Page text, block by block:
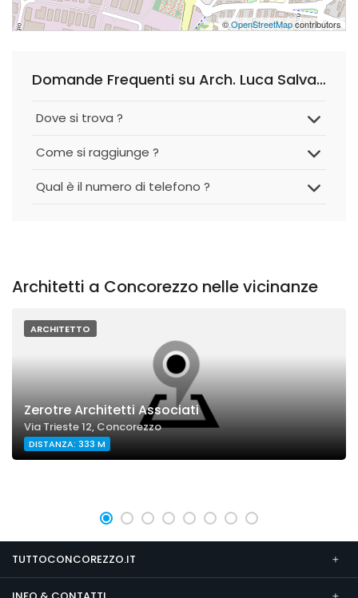
©OpenStreetMapcontributors
Domande Frequenti su Arch. Luca Salvatore
Dove si trova ?
Come si raggiunge ?
Qual è il numero di telefono ?
Architetti a Concorezzo nelle vicinanze
ARCHITETTO
Zerotre Architetti Associati
Via Trieste 12, Concorezzo
DISTANZA: 333 M
TUTTOCONCOREZZO.IT